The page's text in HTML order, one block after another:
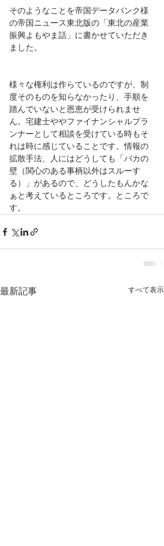
そのようなことを帝国データバンク様
の帝国ニュース東北版の「東北の産業
振興よもやま話」に書かせていただき
ました。
様々な権利は作らているのですが、制
度そのものを知らなかったり、手順を
踏んでいないと恩恵が受けられませ
ん。宅建士ややファイナンシャルプラ
ンナーとして相談を受けている時もそ
れは時に感じていることです。情報の
拡散手法、人にはどうしても「バカの
壁（関心のある事柄以外はスルーす
る）」があるので、どうしたもんかな
ぁと考えているところです。ところで
す。
最新記事 すべて表示